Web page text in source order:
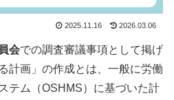
2025.11.16 2026.03.06
会での調査審議事項として掲げ
計画」の作成とは、一般に労働
テム（OSHMS）に基づいた計